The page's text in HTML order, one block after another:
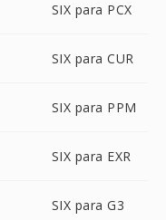
SIX para PCX
SIX para CUR
SIX para PPM
SIX para EXR
SIX para G3